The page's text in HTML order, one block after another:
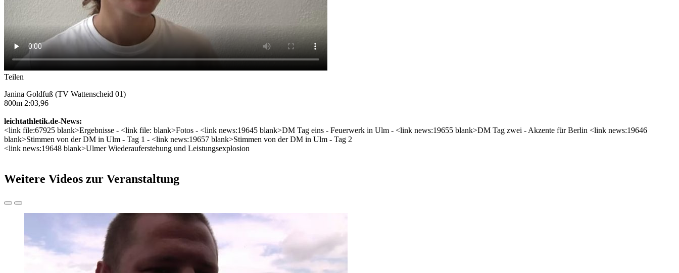
Teilen
Janina Goldfuß (TV Wattenscheid 01)
800m 2:03,96
leichtathletik.de-News:
<link file:67925 blank>Ergebnisse - <link file: blank>Fotos - <link news:19645 blank>DM Tag eins - Feuerwerk in Ulm - <link news:19655 blank>DM Tag zwei - Akzente für Berlin <link news:19646
blank>Stimmen von der DM in Ulm - Tag 1 - <link news:19657 blank>Stimmen von der DM in Ulm - Tag 2
<link news:19648 blank>Ulmer Wiederauferstehung und Leistungsexplosion
Weitere Videos zur Veranstaltung